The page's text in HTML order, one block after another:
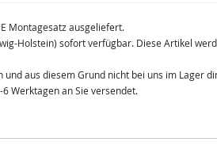
Montagesatz ausgeliefert.
Holstein) sofort verfügbar. Diese Artikel
aus diesem Grund nicht bei uns im Lager
Werktagen an Sie versendet.